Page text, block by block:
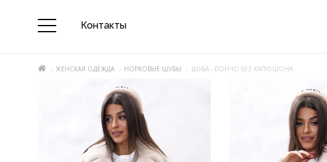
Контакты
ЖЕНСКАЯ ОДЕЖДА НОРКОВЫЕ ШУБЫ ШУБА - ПОНЧО БЕЗ КАПЮШОНА